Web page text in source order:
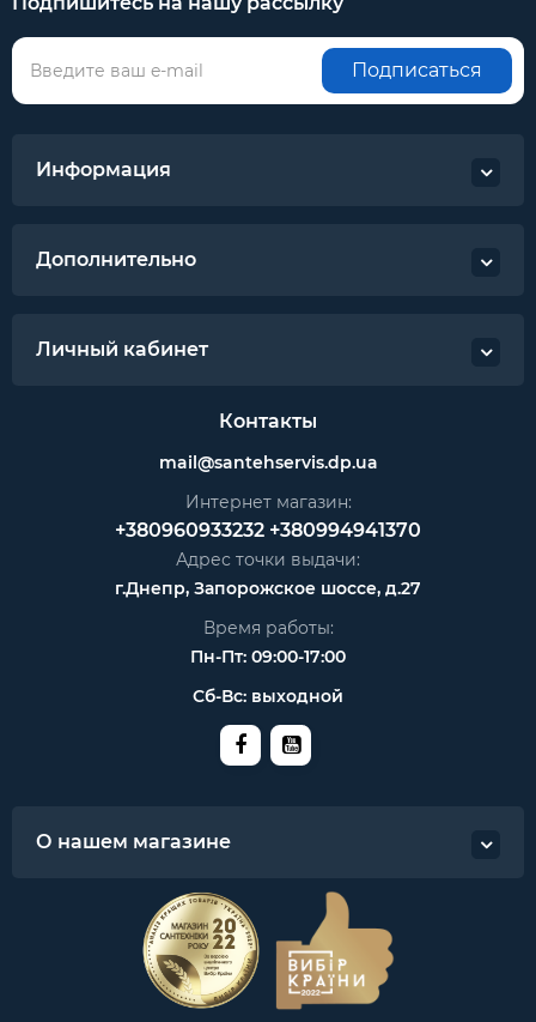
Подписаться
Информация
Дополнительно
Личный кабинет
Контакты
mail@santehservis.dp.ua
Интернет магазин:
+380960933232 +380994941370
Адрес точки выдачи:
г.Днепр, Запорожское шоссе, д.27
Время работы:
Пн-Пт: 09:00-17:00
Сб-Вс: выходной
О нашем магазине